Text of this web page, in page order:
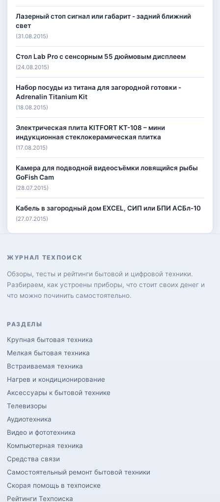
Лазерный стоп сигнал или габарит - задний ближний
свет
(31.08.2015)
Стол Lab Pro с сенсорным 55 дюймовым дисплеем
(24.08.2015)
Набор посуды из титана для загородной готовки -
Adrenalin Titanium Kit
(18.08.2015)
Электрическая плита KITFORT КТ-108 – мини
индукционная стеклокерамическая плитка
(17.08.2015)
Камера для подводной видеосъёмки ловящийся рыбы
GoFish Cam
(28.07.2015)
Кабель в загородный дом EXCEL, СИП или БПИ АСБл-10
(27.07.2015)
ЖУРНАЛ ТЕХПОИСК
Обзоры, тесты и рейтинги бытовой и цифровой техники.
Разбираем, как устроены приборы, что стоит своих денег и
что можно починить самостоятельно.
РАЗДЕЛЫ
Крупная бытовая техника
Мелкая бытовая техника
Встраиваемая техника
Нагрев и кондиционирование
Аксессуары к бытовой технике
Телевизоры
Аудиотехника
Видео и фототехника
Компьютерная техника
Средства связи
Самостоятельный ремонт бытовой техники
Скорая помощь в техпоиске
Рейтинги Техпоиска